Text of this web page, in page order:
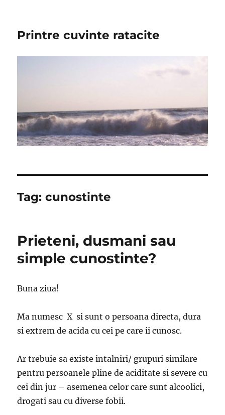
Printre cuvinte ratacite
Tag:cunostinte
Prieteni, dusmani sau
simple cunostinte?
Buna ziua!
Ma numesc X si sunt o persoana directa, dura
si extrem de acida cu cei pe care ii cunosc.
Ar trebuie sa existe intalniri/ grupuri similare
pentru persoanele pline de aciditate si severe cu
cei din jur – asemenea celor care sunt alcoolici,
drogati sau cu diverse fobii.